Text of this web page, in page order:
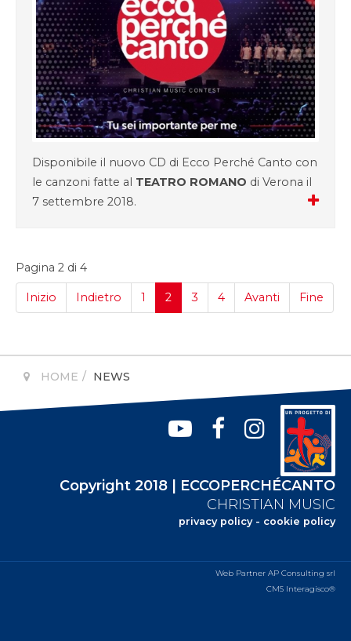
Disponibile il nuovo CD di Ecco Perché Canto con
le canzoni fatte al TEATRO ROMANO di Verona il
7 settembre 2018.
Pagina 2 di 4
Inizio Indietro 1 2 3 4 Avanti Fine
HOME NEWS
Copyright 2018 | ECCOPERCHÉCANTO
CHRISTIAN MUSIC
privacy policy- cookie policy
Web Partner AP Consulting srl
CMS Interagisco®